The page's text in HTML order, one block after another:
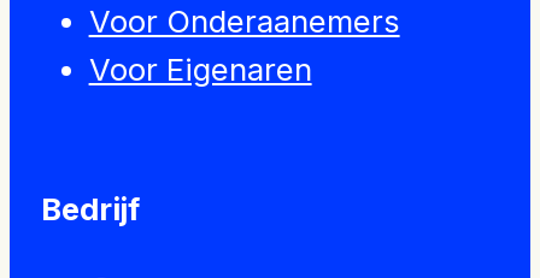
Voor Onderaanemers
Voor Eigenaren
Bedrijf